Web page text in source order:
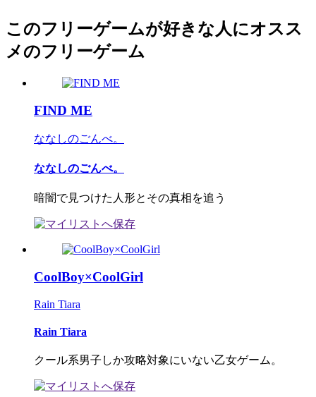
このフリーゲームが好きな人にオスス
メのフリーゲーム
FIND ME
ななしのごんべ。
ななしのごんべ。
暗闇で見つけた人形とその真相を追う
CoolBoy×CoolGirl
Rain Tiara
Rain Tiara
クール系男子しか攻略対象にいない乙女ゲーム。